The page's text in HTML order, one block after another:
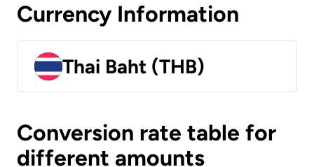
Currency Information
Thai Baht (THB)
Conversion rate table for
different amounts